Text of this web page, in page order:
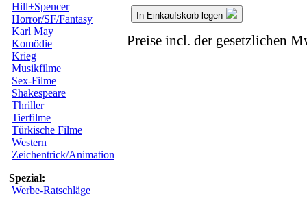
Hill+Spencer
Horror/SF/Fantasy
Karl May
Komödie
Krieg
Musikfilme
Sex-Filme
Shakespeare
Thriller
Tierfilme
Türkische Filme
Western
Zeichentrick/Animation
Spezial:
Werbe-Ratschläge
In Einkaufskorb legen
Preise incl. der gesetzlichen